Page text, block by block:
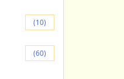
(10)
(60)